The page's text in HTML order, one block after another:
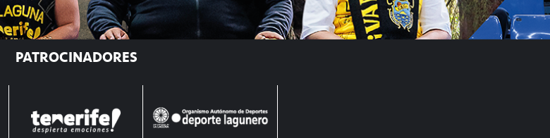
PATROCINADORES